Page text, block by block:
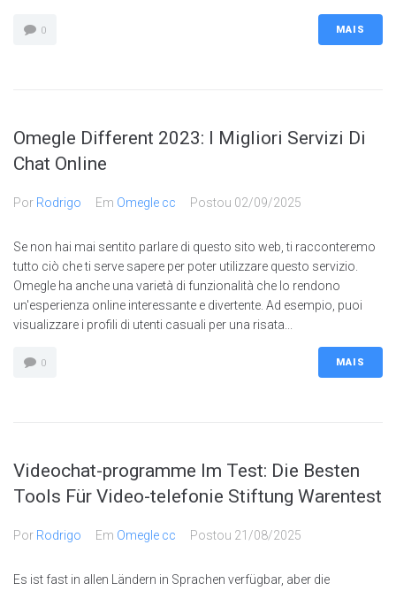
0 MAIS
Omegle Different 2023: I Migliori Servizi Di
Chat Online
Por Rodrigo Em Omegle cc Postou 02/09/2025
Se non hai mai sentito parlare di questo sito web, ti racconteremo
tutto ciò che ti serve sapere per poter utilizzare questo servizio.
Omegle ha anche una varietà di funzionalità che lo rendono
un'esperienza online interessante e divertente. Ad esempio, puoi
visualizzare i profili di utenti casuali per una risata...
0 MAIS
Videochat-programme Im Test: Die Besten
Tools Für Video-telefonie Stiftung Warentest
Por Rodrigo Em Omegle cc Postou 21/08/2025
Es ist fast in allen Ländern in Sprachen verfügbar, aber die